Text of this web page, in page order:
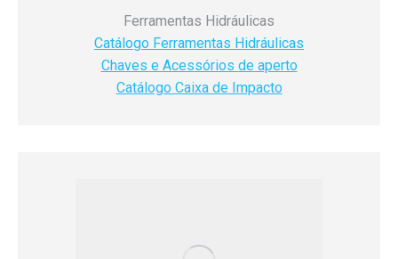
Ferramentas Hidráulicas
Catálogo Ferramentas Hidráulicas
Chaves e Acessórios de aperto
Catálogo Caixa de Impacto